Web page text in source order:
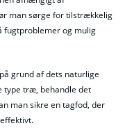
man sørge for tilstrækkelig
fugtproblemer og mulig
grund af dets naturlige
type træ, behandle det
man sikre en tagfod, der